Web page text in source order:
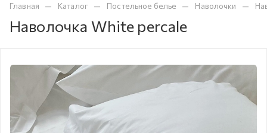
Главная — Каталог — Постельное белье — Наволочки —
Наволочка White percale